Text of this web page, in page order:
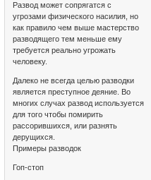
Развод может сопрягатся с
угрозами физического насилия, но
как правило чем выше мастерство
разводящего тем меньше ему
требуется реально угрожать
человеку.
Далеко не всегда целью разводки
является преступное деяние. Во
многих случах развод используется
для того чтобы помирить
рассорившихся, или разнять
дерущихся.
Примеры разводок
Гоп-стоп